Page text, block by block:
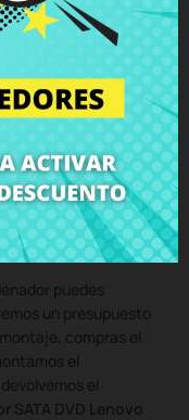
IdeaPad
110-15ACL 110-
USADO
servicio de
puedes
un presupuesto
compras el
el
el
SATA DVD Lenovo